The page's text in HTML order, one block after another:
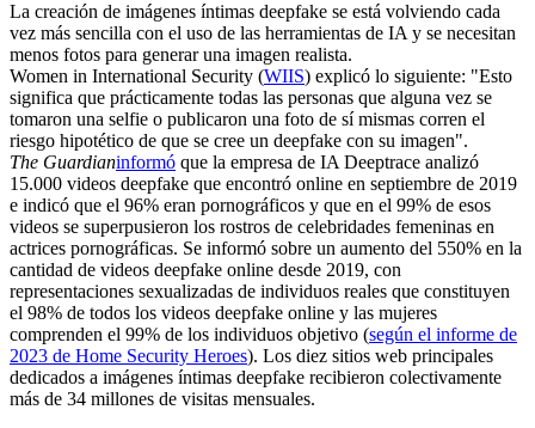
La creación de imágenes íntimas deepfake se está volviendo cada
vez más sencilla con el uso de las herramientas de IA y se necesitan
menos fotos para generar una imagen realista.
Women in International Security (WIIS) explicó lo siguiente: "Esto
significa que prácticamente todas las personas que alguna vez se
tomaron una selfie o publicaron una foto de sí mismas corren el
riesgo hipotético de que se cree un deepfake con su imagen".
The Guardianinformó que la empresa de IA Deeptrace analizó
15.000 videos deepfake que encontró online en septiembre de 2019
e indicó que el 96% eran pornográficos y que en el 99% de esos
videos se superpusieron los rostros de celebridades femeninas en
actrices pornográficas. Se informó sobre un aumento del 550% en la
cantidad de videos deepfake online desde 2019, con
representaciones sexualizadas de individuos reales que constituyen
el 98% de todos los videos deepfake online y las mujeres
comprenden el 99% de los individuos objetivo (según el informe de
2023 de Home Security Heroes). Los diez sitios web principales
dedicados a imágenes íntimas deepfake recibieron colectivamente
más de 34 millones de visitas mensuales.